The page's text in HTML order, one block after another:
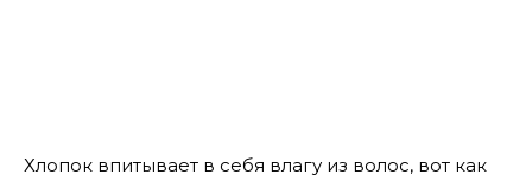
Хлопок впитывает в себя влагу из волос, вот как